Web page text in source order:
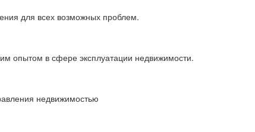
для всех возможных проблем.
опытом в сфере эксплуатации недвижимости.
недвижимостью